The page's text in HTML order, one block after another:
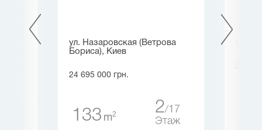
ул. Назаровская (Ветрова
Бориса), Киев
24 695 000 грн.
133 m2 2 17
Этаж